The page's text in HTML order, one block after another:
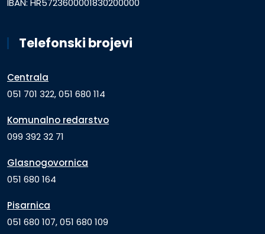
IBAN: HR5723600001830200000
Telefonski brojevi
Centrala
051 701 322, 051 680 114
Komunalno redarstvo
099 392 32 71
Glasnogovornica
051 680 164
Pisarnica
051 680 107, 051 680 109